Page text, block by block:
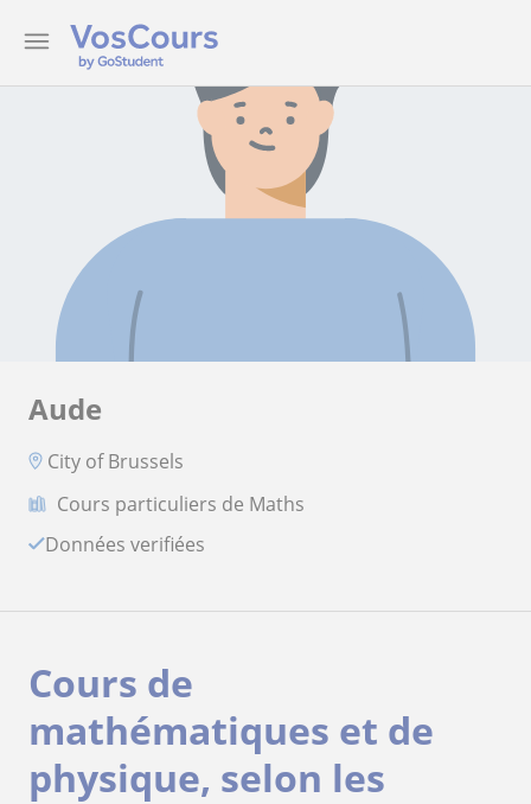
Aude
City of Brussels
Cours particuliers de Maths
Données verifiées
Cours de
mathématiques et de
physique, selon les